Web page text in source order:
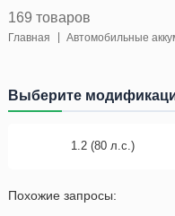
169 товаров
Главная Автомобильные
Выберите
1.2 (80 л.с.)
Похожие запросы: